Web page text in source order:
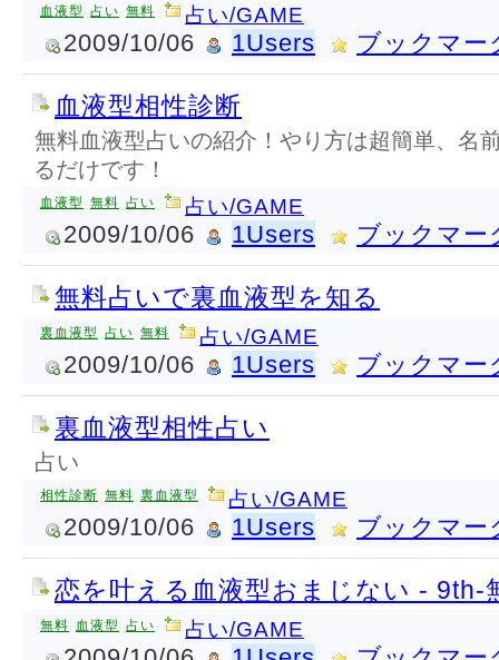
血液型 占い 無料 占い/GAME
2009/10/06 1Users ブックマー
血液型相性診断
無料血液型占いの紹介！やり方は超簡単、名
るだけです！
血液型 無料 占い 占い/GAME
2009/10/06 1Users ブックマー
無料占いで裏血液型を知る
裏血液型 占い 無料 占い/GAME
2009/10/06 1Users ブックマー
裏血液型相性占い
占い
相性診断 無料 裏血液型 占い/GAME
2009/10/06 1Users ブックマー
恋を叶える血液型おまじない - 9th-
無料 血液型 占い 占い/GAME